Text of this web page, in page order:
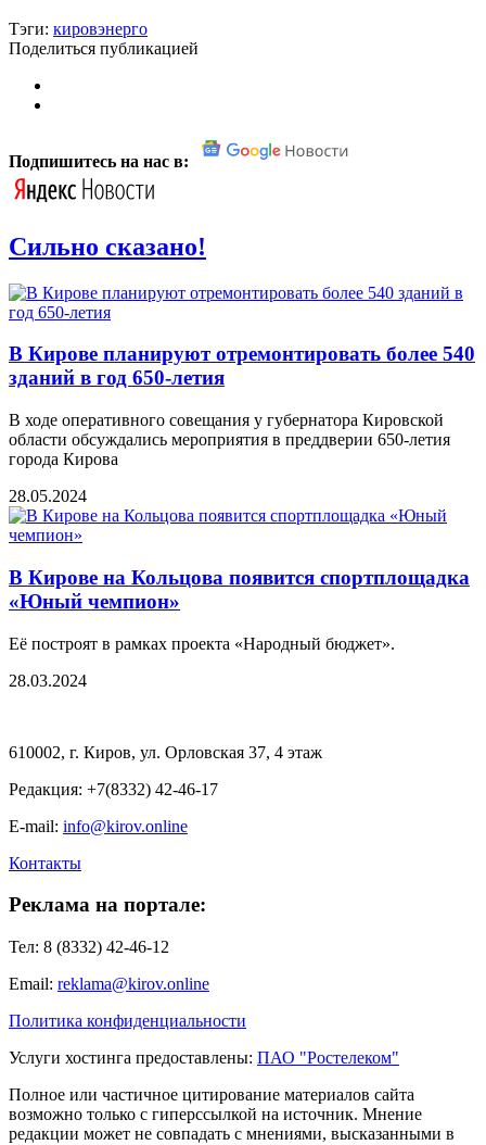
Тэги: кировэнерго
Поделиться публикацией
Подпишитесь на нас в:
Сильно сказано!
В Кирове планируют отремонтировать более 540
зданий в год 650-летия
В ходе оперативного совещания у губернатора Кировской
области обсуждались мероприятия в преддверии 650-летия
города Кирова
28.05.2024
В Кирове на Кольцова появится спортплощадка
«Юный чемпион»
Её построят в рамках проекта «Народный бюджет».
28.03.2024
610002, г. Киров, ул. Орловская 37, 4 этаж
Редакция: +7(8332) 42-46-17
E-mail: info@kirov.online
Контакты
Реклама на портале:
Тел: 8 (8332) 42-46-12
Email: reklama@kirov.online
Политика конфиденциальности
Услуги хостинга предоставлены: ПАО "Ростелеком"
Полное или частичное цитирование материалов сайта
возможно только с гиперссылкой на источник. Мнение
редакции может не совпадать с мнениями, высказанными в